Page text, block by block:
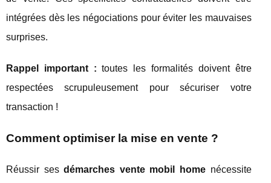
intégrées dès les négociations pour éviter les mauvaises
surprises.
Rappel important : toutes les formalités doivent être
respectées scrupuleusement pour sécuriser votre
transaction !
Comment optimiser la mise en vente ?
Réussir sesdémarches vente mobil home nécessite